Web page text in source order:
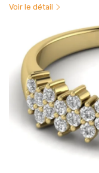
Voir le détail